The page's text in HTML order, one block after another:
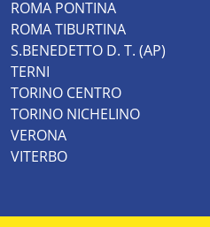
ROMA PONTINA
ROMA TIBURTINA
S.BENEDETTO D. T. (AP)
TERNI
TORINO CENTRO
TORINO NICHELINO
VERONA
VITERBO